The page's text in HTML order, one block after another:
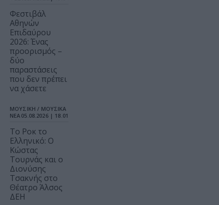
Φεστιβάλ
Αθηνών
Επιδαύρου
2026: Ένας
προορισμός –
δύο
παραστάσεις
που δεν πρέπει
να χάσετε
ΜΟΥΣΙΚΗ / ΜΟΥΣΙΚΑ
ΝΕΑ 05.08.2026 | 18.01
Το Ροκ το
Ελληνικό: Ο
Κώστας
Τουρνάς και ο
Διονύσης
Τσακνής στο
Θέατρο Άλσος
ΔΕΗ